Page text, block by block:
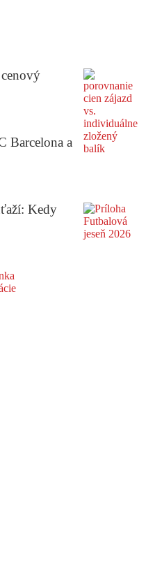
Barcelona a
Kedy